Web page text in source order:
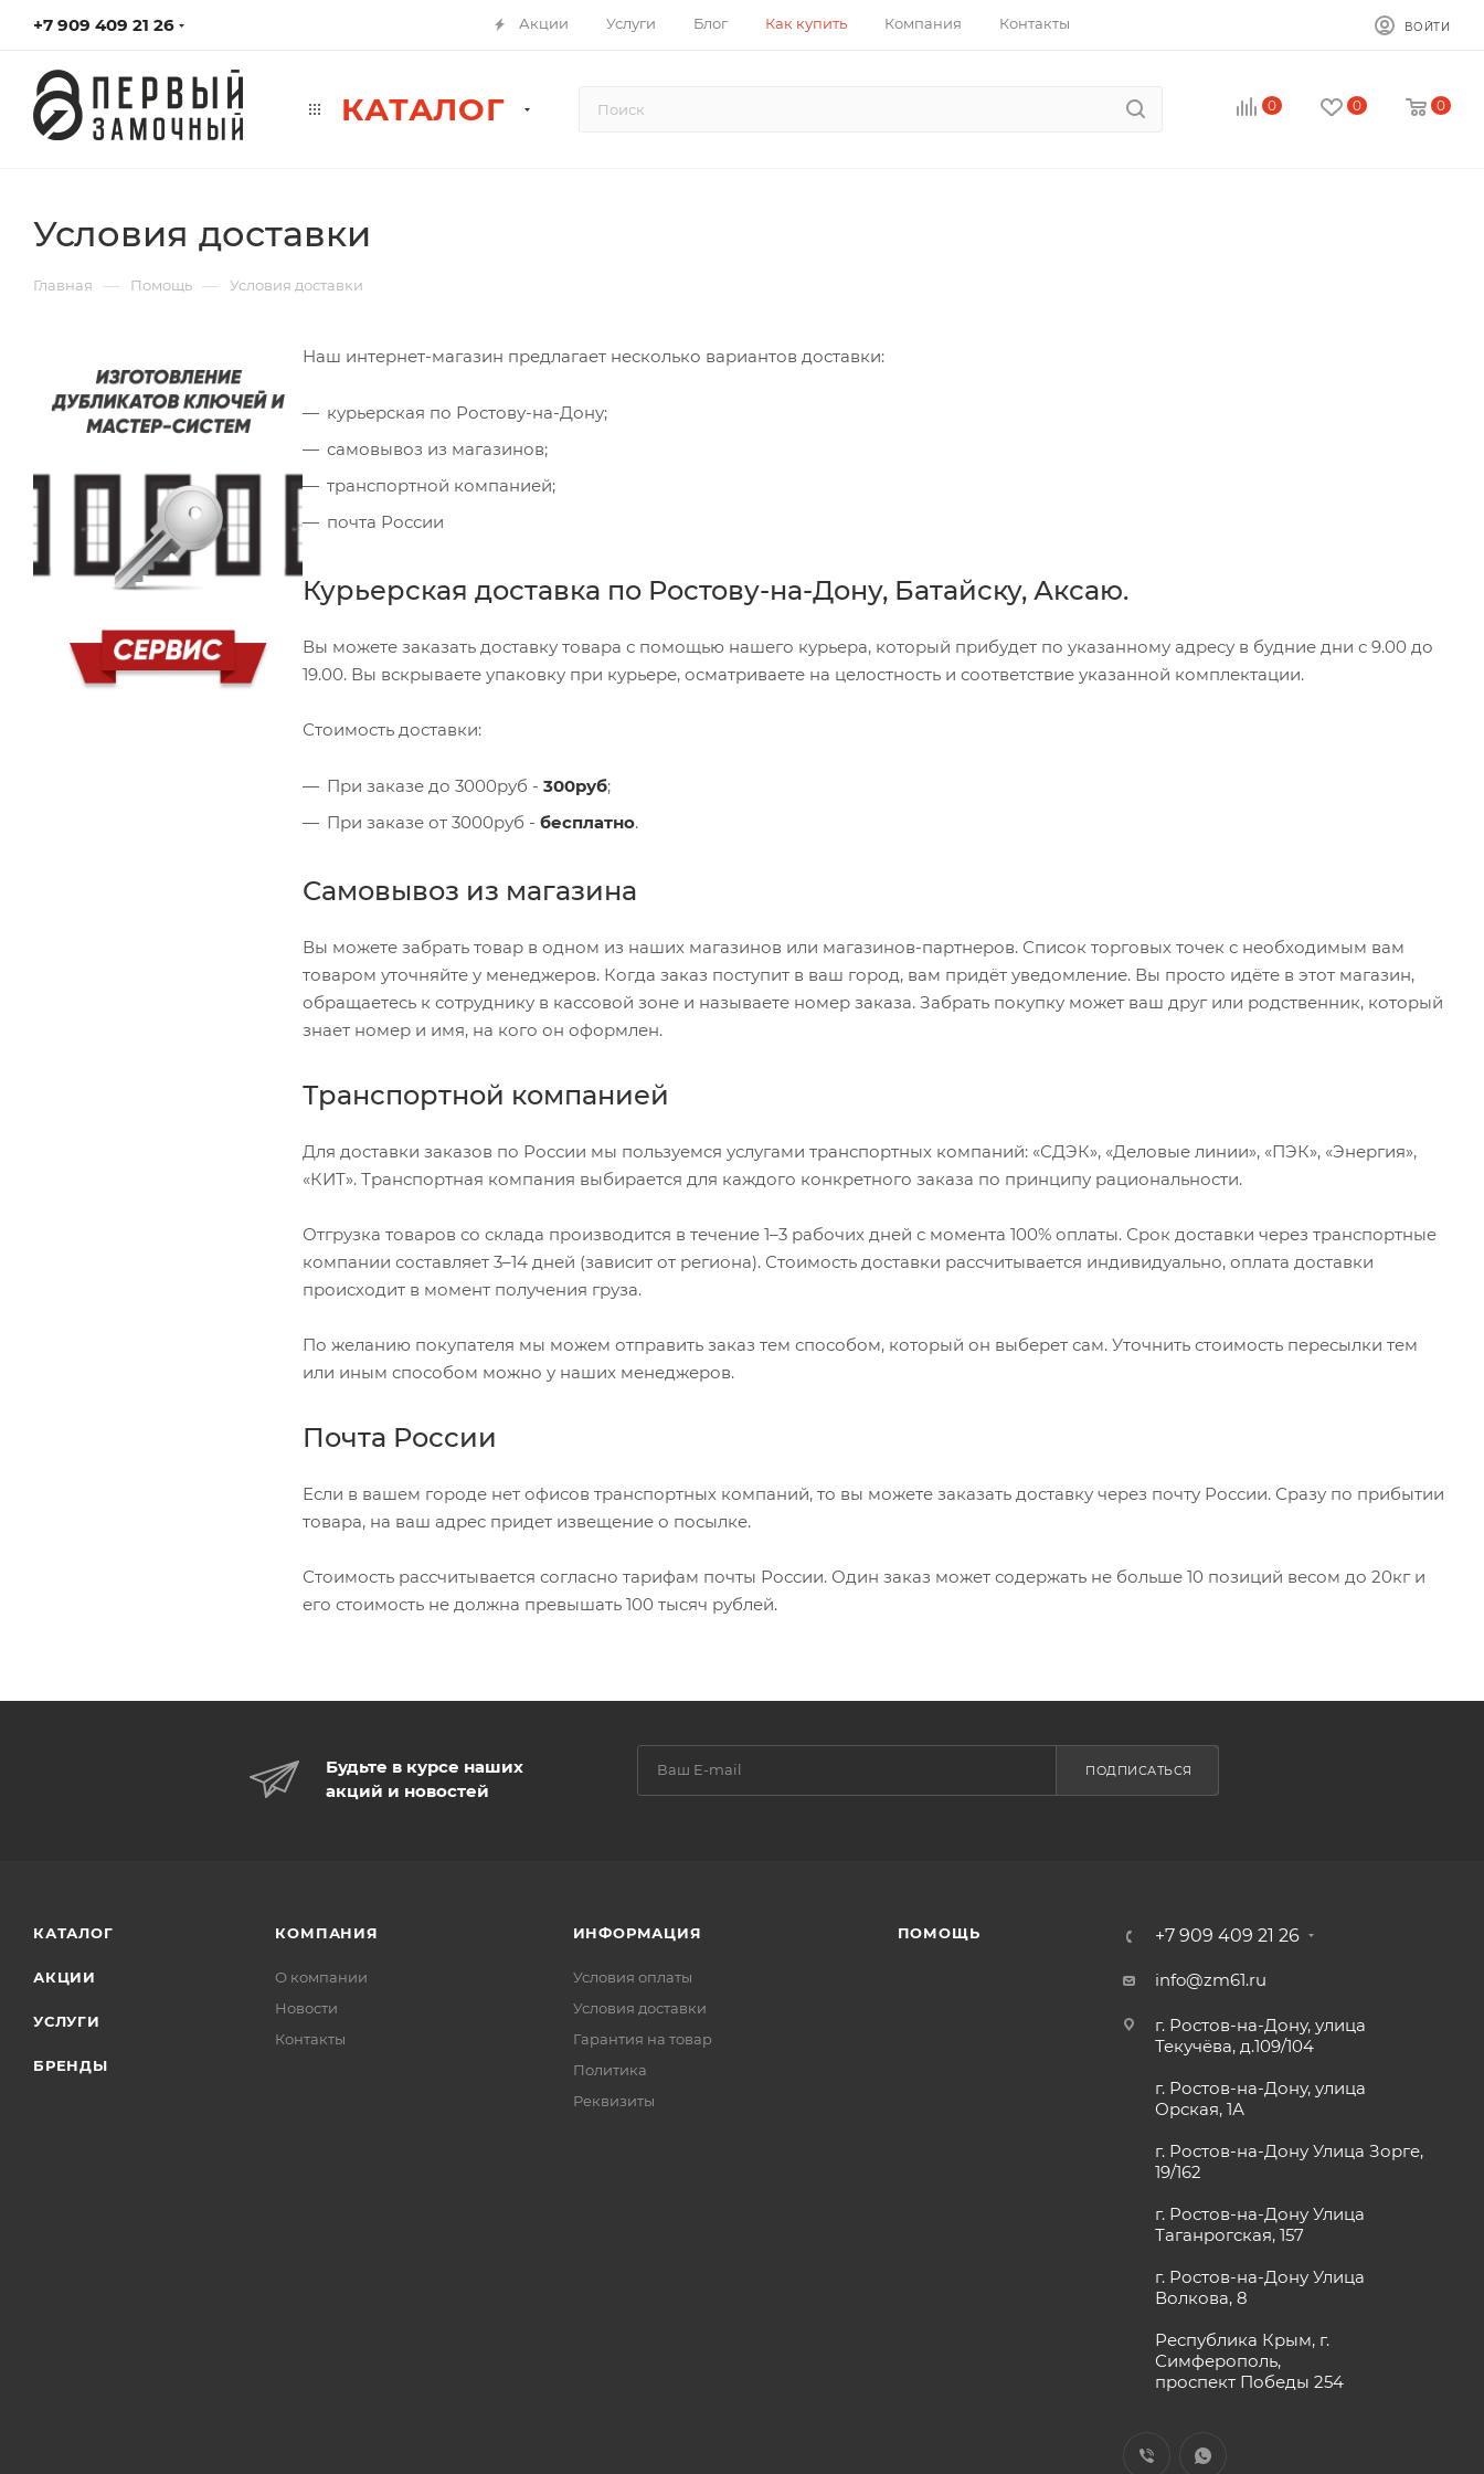
+7 909 409 21 26 Акции Услуги Блог Как купить Компания Контакты ВОЙТИ
КАТАЛОГ 0 0 0
Условия доставки
Главная — Помощь — Условия доставки
Наш интернет-магазин предлагает несколько вариантов доставки:
курьерская по Ростову-на-Дону;
самовывоз из магазинов;
транспортной компанией;
почта России
Курьерская доставка по Ростову-на-Дону, Батайску, Аксаю.
Вы можете заказать доставку товара с помощью нашего курьера, который прибудет по указанному адресу в будние дни с 9.00 до
19.00. Вы вскрываете упаковку при курьере, осматриваете на целостность и соответствие указанной комплектации.
Стоимость доставки:
При заказе до 3000руб - 300руб;
При заказе от 3000руб - бесплатно.
Самовывоз из магазина
Вы можете забрать товар в одном из наших магазинов или магазинов-партнеров. Список торговых точек с необходимым вам
товаром уточняйте у менеджеров. Когда заказ поступит в ваш город, вам придёт уведомление. Вы просто идёте в этот магазин,
обращаетесь к сотруднику в кассовой зоне и называете номер заказа. Забрать покупку может ваш друг или родственник, который
знает номер и имя, на кого он оформлен.
Транспортной компанией
Для доставки заказов по России мы пользуемся услугами транспортных компаний: «СДЭК», «Деловые линии», «ПЭК», «Энергия»,
«КИТ». Транспортная компания выбирается для каждого конкретного заказа по принципу рациональности.
Отгрузка товаров со склада производится в течение 1–3 рабочих дней с момента 100% оплаты. Срок доставки через транспортные
компании составляет 3–14 дней (зависит от региона). Стоимость доставки рассчитывается индивидуально, оплата доставки
происходит в момент получения груза.
По желанию покупателя мы можем отправить заказ тем способом, который он выберет сам. Уточнить стоимость пересылки тем
или иным способом можно у наших менеджеров.
Почта России
Если в вашем городе нет офисов транспортных компаний, то вы можете заказать доставку через почту России. Сразу по прибытии
товара, на ваш адрес придет извещение о посылке.
Стоимость рассчитывается согласно тарифам почты России. Один заказ может содержать не больше 10 позиций весом до 20кг и
его стоимость не должна превышать 100 тысяч рублей.
Будьте в курсе наших
акций и новостей
ПОДПИСАТЬСЯ
КАТАЛОГ
АКЦИИ
УСЛУГИ
БРЕНДЫ
КОМПАНИЯ
О компании
Новости
Контакты
ИНФОРМАЦИЯ
Условия оплаты
Условия доставки
Гарантия на товар
Политика
Реквизиты
ПОМОЩЬ +7 909 409 21 26
info@zm61.ru
г. Ростов-на-Дону, улица
Текучёва, д.109/104
г. Ростов-на-Дону, улица
Орская, 1А
г. Ростов-на-Дону Улица Зорге,
19/162
г. Ростов-на-Дону Улица
Таганрогская, 157
г. Ростов-на-Дону Улица
Волкова, 8
Республика Крым, г.
Симферополь,
проспект Победы 254